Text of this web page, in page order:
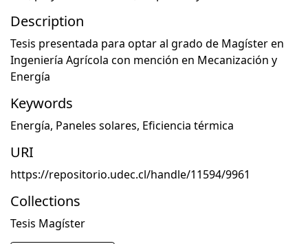
Description
Tesis presentada para optar al grado de Magíster en
Ingeniería Agrícola con mención en Mecanización y
Energía
Keywords
Energía, Paneles solares, Eficiencia térmica
URI
https://repositorio.udec.cl/handle/11594/9961
Collections
Tesis Magíster